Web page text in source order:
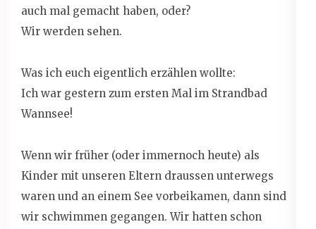
auch mal gemacht haben, oder?
Wir werden sehen.
Was ich euch eigentlich erzählen wollte:
Ich war gestern zum ersten Mal im Strandbad
Wannsee!
Wenn wir früher (oder immernoch heute) als
Kinder mit unseren Eltern draussen unterwegs
waren und an einem See vorbeikamen, dann sind
wir schwimmen gegangen. Wir hatten schon